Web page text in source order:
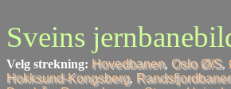
Sveins
Velg strekning: Hovedbanen, Oslo Ø/S,
Hokksund-Kongsberg,